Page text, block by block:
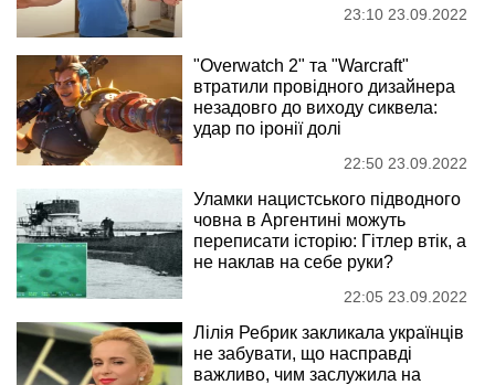
23:10 23.09.2022
"Overwatch 2" та "Warcraft"
втратили провідного дизайнера
незадовго до виходу сиквела:
удар по іронії долі
22:50 23.09.2022
Уламки нацистського підводного
човна в Аргентині можуть
переписати історію: Гітлер втік, а
не наклав на себе руки?
22:05 23.09.2022
Лілія Ребрик закликала українців
не забувати, що насправді
важливо, чим заслужила на